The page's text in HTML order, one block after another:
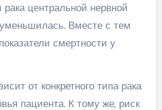
центральной нервной
Вместе с тем
смертности у
от конкретного типа рака
пациента. К тому же, риск